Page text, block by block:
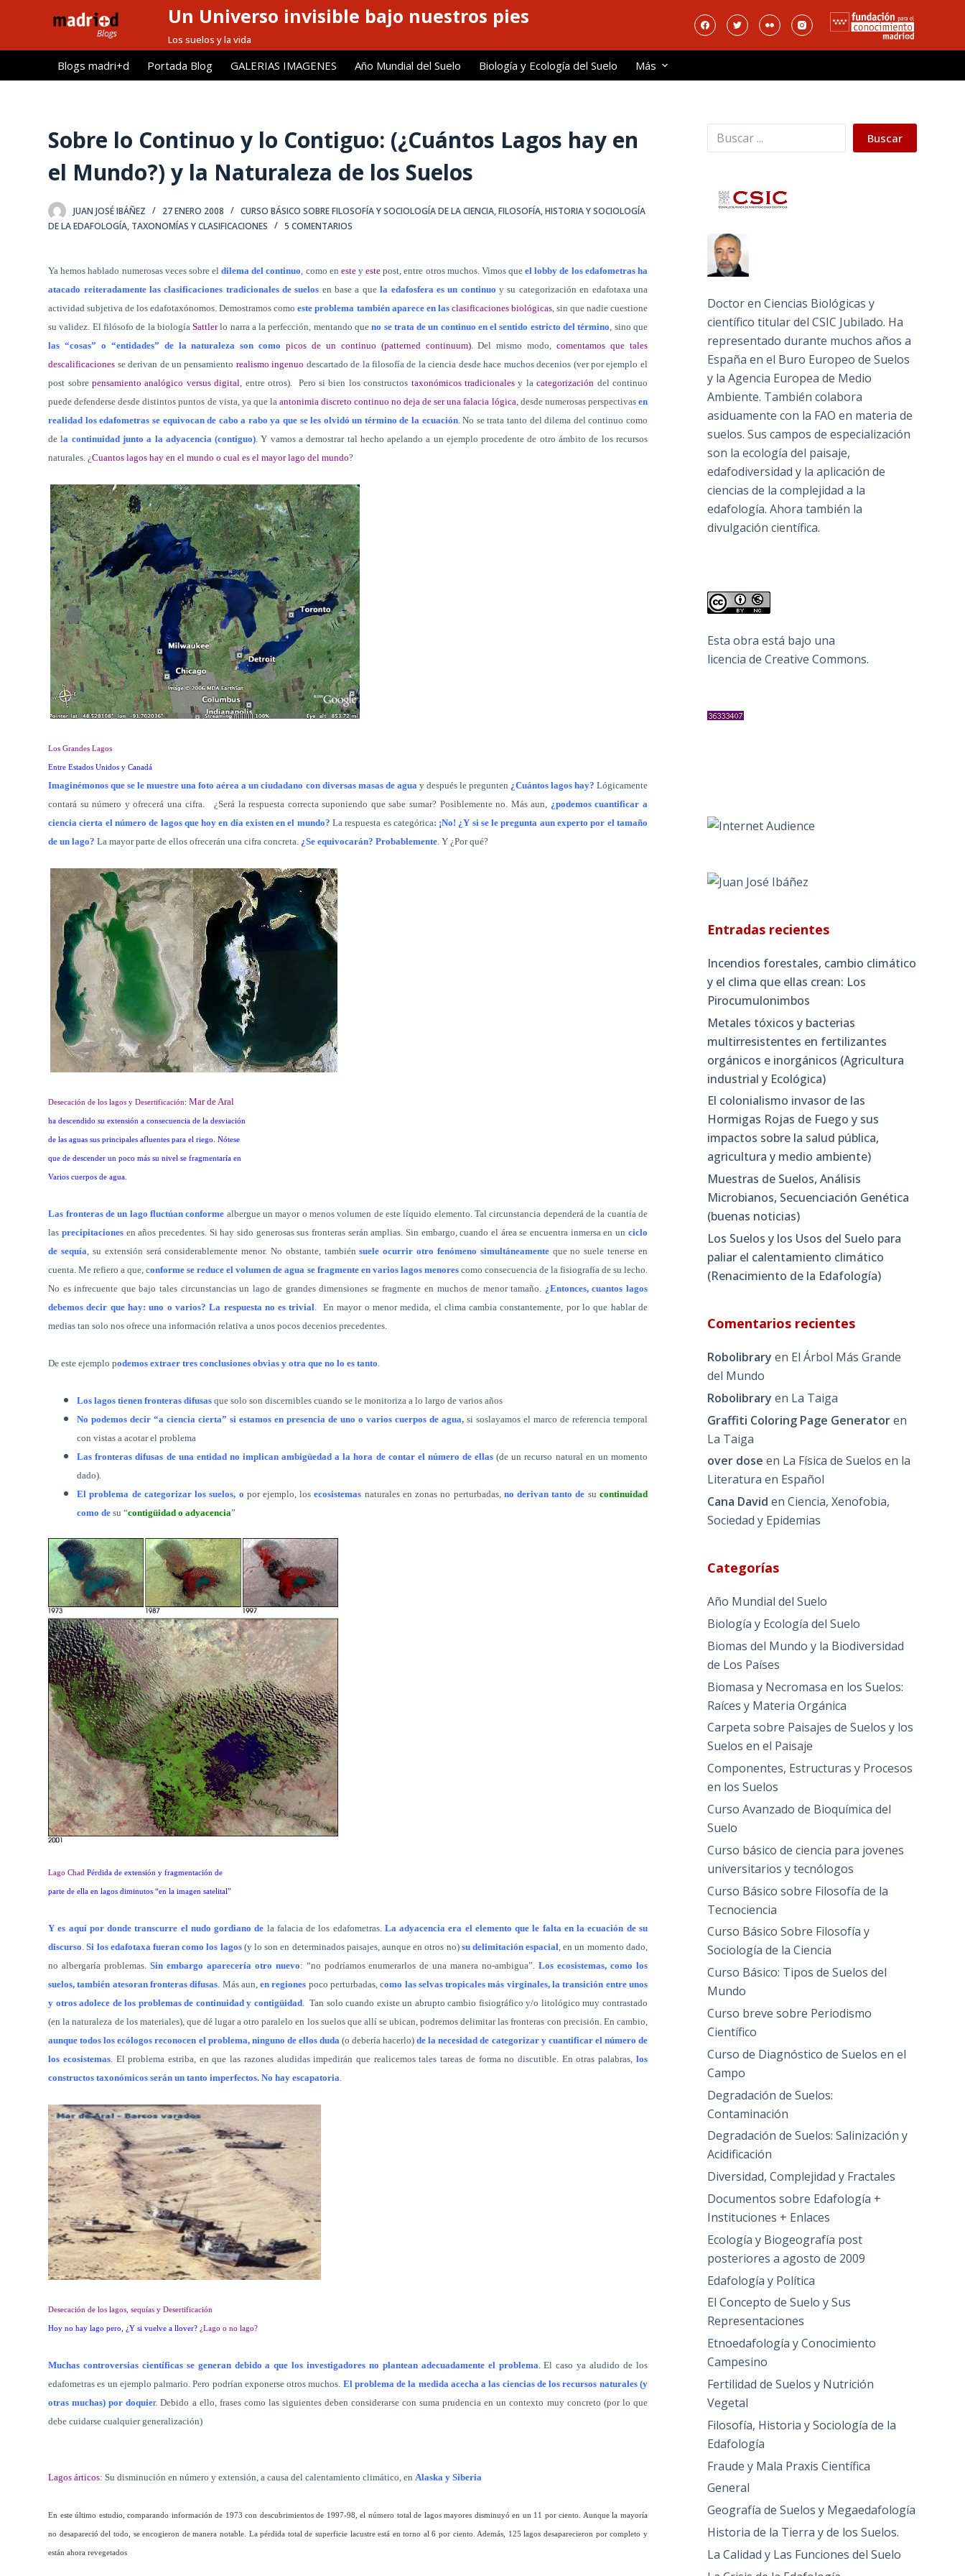
l
Un Universo invisible bajo nuestros pies
Los suelos y la vida
Blogs madri+d Portada Blog GALERIAS IMAGENES Año Mundial del Suelo Biología y Ecología del Suelo Más
Sobre lo Continuo y lo Contiguo: (¿Cuántos Lagos hay en
el Mundo?) y la Naturaleza de los Suelos
JUAN JOSÉ IBÁÑEZ 27 ENERO 2008 CURSO BÁSICO SOBRE FILOSOFÍA Y SOCIOLOGÍA DE LA CIENCIA,FILOSOFÍA, HISTORIA Y SOCIOLOGÍA
DE LA EDAFOLOGÍA, TAXONOMÍAS Y CLASIFICACIONES 5 COMENTARIOS
Ya hemos hablado numerosas veces sobre el dilema del continuo, como en esteyeste post, entre otros muchos. Vimos queel lobby de los edafometras ha
atacado reiteradamente las clasificaciones tradicionales de suelos en base a quela edafosfera es un continuo y su categorización en edafotaxa una
actividad subjetiva de los edafotaxónomos. Demostramos comoeste problema también aparece en las clasificaciones biológicas, sin que nadie cuestione
su validez. El filósofo de la biologíaSattlerlo narra a la perfección, mentando queno se trata de un continuo en el sentido estricto del término, sino que
las “cosas” o “entidades” de la naturaleza son como picos de un continuo (patterned continuum). Del mismo modo,comentamos que tales
descalificaciones se derivan de un pensamiento realismo ingenuo descartado de la filosofía de la ciencia desde hace muchos decenios (ver por ejemplo el
post sobre pensamiento analógico versus digital, entre otros). Pero si bien los constructos taxonómicos tradicionalesy lacategorización del continuo
puede defenderse desde distintos puntos de vista, ya que la antonimia discreto continuo no deja de ser una falacia lógica, desde numerosas perspectivas en
realidad los edafometras se equivocan de cabo a rabo ya que se les olvidó un término de la ecuación. No se trata tanto del dilema del continuo como
de la continuidad junto a la adyacencia (contiguo). Y vamos a demostrar tal hecho apelando a un ejemplo procedente de otro ámbito de los recursos
naturales. ¿Cuantos lagos hay en el mundo o cual es el mayor lago del mundo?
Los Grandes Lagos
Entre Estados Unidos y Canadá
Imaginémonos que se le muestre una foto aérea a un ciudadano con diversas masas de aguay después le pregunten ¿Cuántos lagos hay? Lógicamente
contará su número y ofrecerá una cifra.
¿Será la respuesta correcta suponiendo que sabe sumar? Posiblemente no. Más aun, ¿podemos cuantificar a
ciencia cierta el número de lagos que hoy en día existen en el mundo? La respuesta es categórica: ¡No! ¿Y si se le pregunta aun experto por el tamaño
de un lago? La mayor parte de ellos ofrecerán una cifra concreta. ¿Se equivocarán? Probablemente. Y ¿Por qué?
Desecación de los lagos y Desertificación:Mar de Aral
ha descendido su extensión a consecuencia de la desviación
de las aguas sus principales afluentes para el riego. Nótese
que de descender un poco más su nivel se fragmentaría en
Varios cuerpos de agua.
Las fronteras de un lago fluctúan conforme albergue un mayor o menos volumen de este líquido elemento. Tal circunstancia dependerá de la cuantía de
las precipitacionesen años precedentes. Si hay sido generosas sus fronteras serán amplias. Sin embargo, cuando el área se encuentra inmersa en un ciclo
de sequía, su extensión será considerablemente menor. No obstante, tambiénsuele ocurrir otro fenómeno simultáneamenteque no suele tenerse en
cuenta. Me refiero a que, conforme se reduce el volumen de agua se fragmente en varios lagos menorescomo consecuencia de la fisiografía de su lecho.
No es infrecuente que bajo tales circunstancias un lago de grandes dimensiones se fragmente en muchos de menor tamaño. ¿Entonces, cuantos lagos
debemos decir que hay: uno o varios? La respuesta no es trivial.
En mayor o menor medida, el clima cambia constantemente, por lo que hablar de
medias tan solo nos ofrece una información relativa a unos pocos decenios precedentes.
De este ejemplo podemos extraer tres conclusiones obvias y otra que no lo es tanto.
Los lagos tienen fronteras difusasque solo son discernibles cuando se le monitoriza a lo largo de varios años
No podemos decir “a ciencia cierta” si estamos en presencia de uno o varios cuerpos de agua,si soslayamos el marco de referencia temporal
con vistas a acotar el problema
Las fronteras difusas de una entidad no implican ambigüedad a la hora de contar el número de ellas (de un recurso natural en un momento
dado).
El problema de categorizar los suelos, o por ejemplo, losecosistemas naturales en zonas no perturbadas, no derivan tanto de su continuidad
como de su “contigüidad o adyacencia”
Lago Chad Pérdida de extensión y fragmentación de
parte de ella en lagos diminutos “en la imagen satelital”
Y es aquí por donde transcurre el nudo gordiano de la falacia de los edafometras. La adyacencia era el elemento que le falta en la ecuación de su
discurso .Si los edafotaxa fueran como los lagos(y lo son en determinados paisajes, aunque en otros no) su delimitación espacial , en un momento dado,
no albergaría problemas. Sin embargo aparecería otro nuevo: “no podríamos enumerarlos de una manera no-ambigua”.Los ecosistemas, como los
suelos, también atesoran fronteras difusas . Más aun, en regiones poco perturbadas, como las selvas tropicales más virginales, la transición entre unos
y otros adolece de los problemas de continuidad y contigüidad.
Tan solo cuando existe un abrupto cambio fisiográfico y/o litológico muy contrastado
(en la naturaleza de los materiales), que dé lugar a otro paralelo en los suelos que allí se ubican, podremos delimitar las fronteras con precisión. En cambio,
aunque todos los ecólogos reconocen el problema, ninguno de ellos duda (o debería hacerlo)de la necesidad de categorizar y cuantificar el número de
los ecosistemas. El problema estriba, en que las razones aludidas impedirán que realicemos tales tareas de forma no discutible. En otras palabras, los
constructos taxonómicos serán un tanto imperfectos. No hay escapatoria
Desecación de los lagos, sequías y Desertificación
Hoy no hay lago pero, ¿Y si vuelve a llover? ¿Lago o no lago?
Muchas controversias científicas se generan debido a que los investigadores no plantean adecuadamente el problema . El caso ya aludido de los
edafometras es un ejemplo palmario. Pero podrían exponerse otros muchos. El problema de la medida acecha a las ciencias de los recursos naturales (y
otras muchas) por doquier. Debido a ello, frases como las siguientes deben considerarse con suma prudencia en un contexto muy concreto (por lo que
debe cuidarse cualquier generalización)
Lagos árticos: Su disminución en número y extensión, a causa del calentamiento climático, en Alaska y Siberia
En este último estudio, comparando información de 1973 con descubrimientos de 1997-98, el número total de lagos mayores disminuyó en un 11 por ciento. Aunque la mayoría
no desapareció del todo, se encogieron de manera notable. La pérdida total de superficie lacustre está en torno al 6 por ciento. Además, 125 lagos desaparecieron por completo y
están ahora revegetados
Buscar Buscar
Doctor en Ciencias Biológicas y
científico titular del CSIC Jubilado. Ha
representado durante muchos años a
España en el Buro Europeo de Suelos
y la Agencia Europea de Medio
Ambiente. También colabora
asiduamente con la FAO en materia de
suelos. Sus campos de especialización
son la ecología del paisaje,
edafodiversidad y la aplicación de
ciencias de la complejidad a la
edafología. Ahora también la
divulgación científica.
Esta obra está bajo una
licencia de Creative Commons.
Entradas recientes
Incendios forestales, cambio climático
y el clima que ellas crean: Los
Pirocumulonimbos
Metales tóxicos y bacterias
multirresistentes en fertilizantes
orgánicos e inorgánicos (Agricultura
industrial y Ecológica)
El colonialismo invasor de las
Hormigas Rojas de Fuego y sus
impactos sobre la salud pública,
agricultura y medio ambiente)
Muestras de Suelos, Análisis
Microbianos, Secuenciación Genética
(buenas noticias)
Los Suelos y los Usos del Suelo para
paliar el calentamiento climático
(Renacimiento de la Edafología)
Comentarios recientes
Robolibrary en El Árbol Más Grande
del Mundo
Robolibrary en La Taiga
Graffiti Coloring Page Generatoren
La Taiga
over dose en La Física de Suelos en la
Literatura en Español
Cana David enCiencia, Xenofobia,
Sociedad y Epidemias
Categorías
Año Mundial del Suelo
Biología y Ecología del Suelo
Biomas del Mundo y la Biodiversidad
de Los Países
Biomasa y Necromasa en los Suelos:
Raíces y Materia Orgánica
Carpeta sobre Paisajes de Suelos y los
Suelos en el Paisaje
Componentes, Estructuras y Procesos
en los Suelos
Curso Avanzado de Bioquímica del
Suelo
Curso básico de ciencia para jovenes
universitarios y tecnólogos
Curso Básico sobre Filosofía de la
Tecnociencia
Curso Básico Sobre Filosofía y
Sociología de la Ciencia
Curso Básico: Tipos de Suelos del
Mundo
Curso breve sobre Periodismo
Científico
Curso de Diagnóstico de Suelos en el
Campo
Degradación de Suelos:
Contaminación
Degradación de Suelos: Salinización y
Acidificación
Diversidad, Complejidad y Fractales
Documentos sobre Edafología +
Instituciones + Enlaces
Ecología y Biogeografía post
posteriores a agosto de 2009
Edafología y Política
El Concepto de Suelo y Sus
Representaciones
Etnoedafología y Conocimiento
Campesino
Fertilidad de Suelos y Nutrición
Vegetal
Filosofía, Historia y Sociología de la
Edafología
Fraude y Mala Praxis Científica
General
Geografía de Suelos y Megaedafología
Historia de la Tierra y de los Suelos.
La Calidad y Las Funciones del Suelo